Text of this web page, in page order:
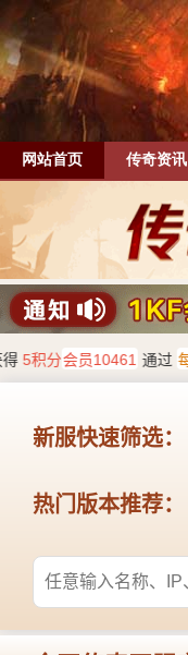
网站首页 传奇资讯